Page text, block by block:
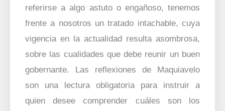
referirse a algo astuto o engañoso, tenemos
frente a nosotros un tratado intachable, cuya
vigencia en la actualidad resulta asombrosa,
sobre las cualidades que debe reunir un buen
gobernante. Las reflexiones de Maquiavelo
son una lectura obligatoria para instruir a
quien desee comprender cuáles son los